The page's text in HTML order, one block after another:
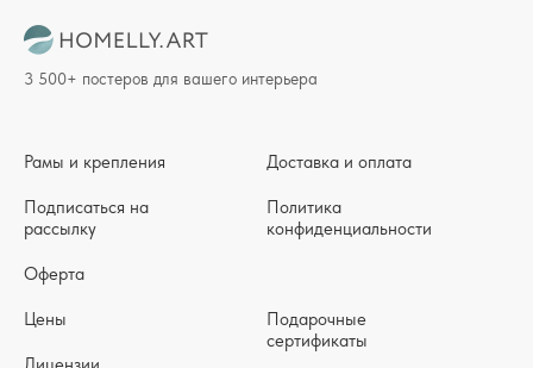
Рамы и крепления
Подписаться на
рассылку
Оферта
Доставка и оплата
Политика
конфиденциальности
Цены
Подарочные
сертификаты
3 500+ постеров для вашего интерьера